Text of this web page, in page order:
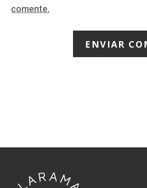
comente.
ENVIAR